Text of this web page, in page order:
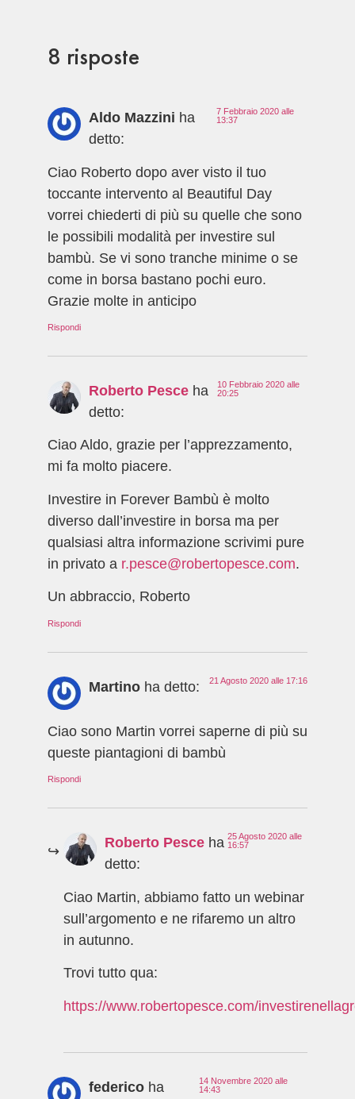
8 risposte
Aldo Mazzini ha
detto:
7 Febbraio 2020 alle
13:37
Ciao Roberto dopo aver visto il tuo
toccante intervento al Beautiful Day
vorrei chiederti di più su quelle che sono
le possibili modalità per investire sul
bambù. Se vi sono tranche minime o se
come in borsa bastano pochi euro.
Grazie molte in anticipo
Rispondi
Roberto Pesce ha
detto:
10 Febbraio 2020 alle
20:25
Ciao Aldo, grazie per l’apprezzamento,
mi fa molto piacere.
Investire in Forever Bambù è molto
diverso dall’investire in borsa ma per
qualsiasi altra informazione scrivimi pure
in privato a r.pesce@robertopesce.com.
Un abbraccio, Roberto
Rispondi
Martino ha detto: 21 Agosto 2020 alle 17:16
Ciao sono Martin vorrei saperne di più su
queste piantagioni di bambù
Rispondi
Roberto Pesce ha
detto:
25 Agosto 2020 alle
16:57
Ciao Martin, abbiamo fatto un webinar
sull’argomento e ne rifaremo un altro
in autunno.
Trovi tutto qua:
https://www.robertopesce.com/
federico ha
14 Novembre 2020 alle
14:43